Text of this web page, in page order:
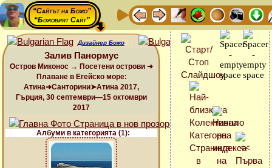
“Сайтът на Божо”
“Божовият Сайт”
Дизайнер Божо
Залив Панормус
Остров Миконос → Посетени острови ➜
Плаване в Егейско море:
Атина➜Санторини➤Атина 2017,
Гърция, 30 септември—15 октомври
2017
Албуми в категорията (1):